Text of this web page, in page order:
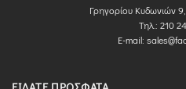
Γρηγορίου Κυδωνιών
Τηλ.: 210
E-mail: